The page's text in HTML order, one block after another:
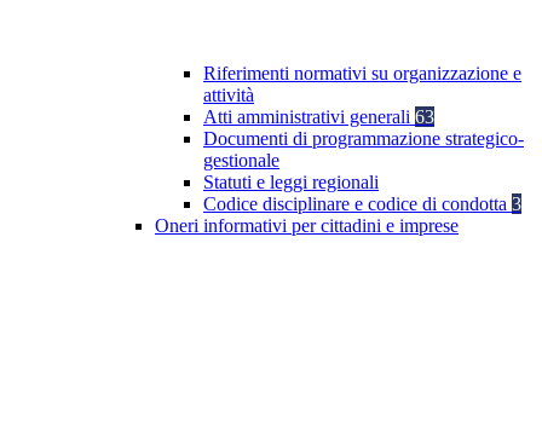
Riferimenti normativi su organizzazione e
attività
Atti amministrativi generali 63
Documenti di programmazione strategico-
gestionale
Statuti e leggi regionali
Codice disciplinare e codice di condotta 3
Oneri informativi per cittadini e imprese